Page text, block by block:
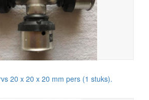
20 x 20 x 20 mm pers (1 stuks).